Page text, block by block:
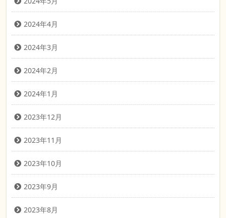
2024年4月
2024年3月
2024年2月
2024年1月
2023年12月
2023年11月
2023年10月
2023年9月
2023年8月